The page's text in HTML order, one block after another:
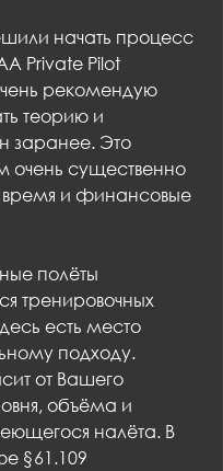
Private Pilot
рекомендую
теорию и
заранее. Это
очень существенно
время и финансовые
полёты
есть место
подходу.
от Вашего
объёма и
налёта. В
§61.109